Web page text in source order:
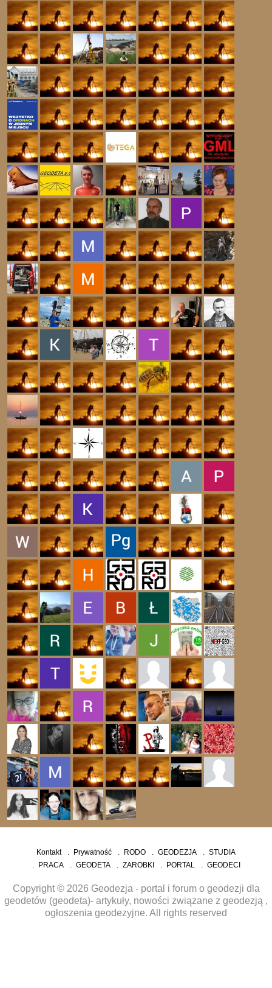
Kontakt Prywatność RODO GEODEZJA
STUDIA
PRACA
GEODETA ZAROBKI PORTAL GEODECI
Copyright © 2026 Geodezja - portal i forum o geodezji dla
geodetów (geodeta)- artykuły, nowości związane z geodezją ,
ogłoszenia geodezyjne. All rights reserved